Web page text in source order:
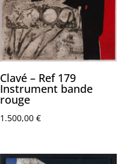
Clavé – Ref 179
Instrument bande
rouge
1.500,00€